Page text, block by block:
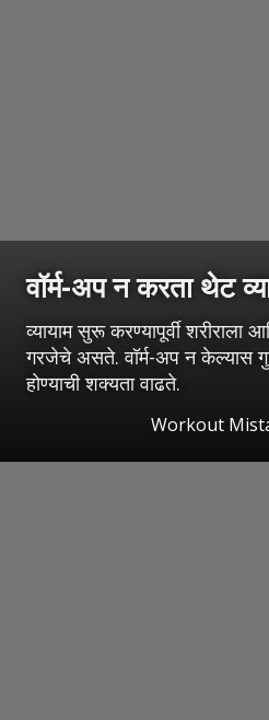
वॉर्म-अप न करता थेट
व्यायाम सुरू करण्यापूर्वी शरीराला
गरजेचे असते. वॉर्म-अप न केल्यास
होण्याची शक्यता वाढते.
Workout